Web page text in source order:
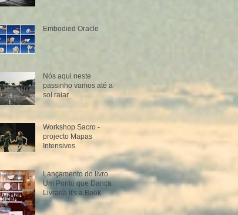
Embodied Oracle
Nós aqui neste
passinho vamos até ao
sol raiar
Workshop Sacro -
projecto Mapas
Intensivos
Lançamento do livro
Um Ponto que Dança -
Livraria It's a Book